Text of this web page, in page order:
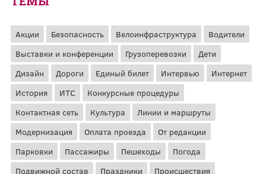
Акции Безопасность Велоинфраструктура
Водители
Выставки и конференции
Грузоперевозки
Дети
Дизайн
Дороги Единый билет Интервью
Интернет
История
ИТС
Конкурсные процедуры
Контактная сеть
Культура
Линии и маршруты
Модернизация
Оплата проезда
От редакции
Парковки
Пассажиры Пешеходы
Погода
Подвижной состав
Праздники Происшествия